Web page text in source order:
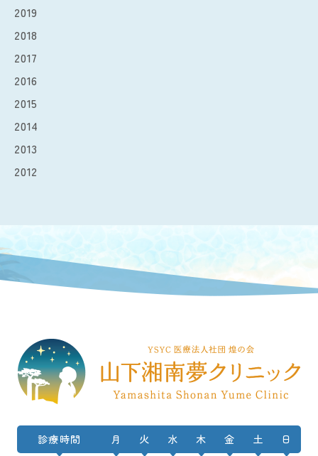
2019
2018
2017
2016
2015
2014
2013
2012
診療時間 月 火 水 木 金 土 日